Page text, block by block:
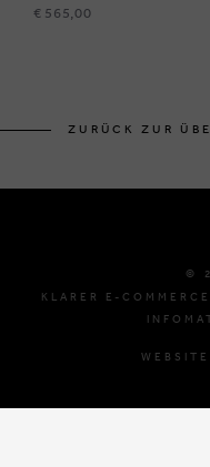
€ 565,00
ZURÜCK ZUR
©
KLARER E-
WEBSITE